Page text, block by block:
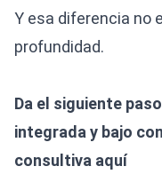
Y esa diferencia no
profundidad.
Da el siguiente
integrada y bajo
consultiva aquí